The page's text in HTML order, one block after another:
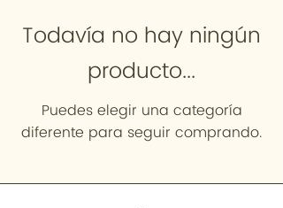
Todavía no hay ningún
producto...
Puedes elegir una categoría
diferente para seguir comprando.